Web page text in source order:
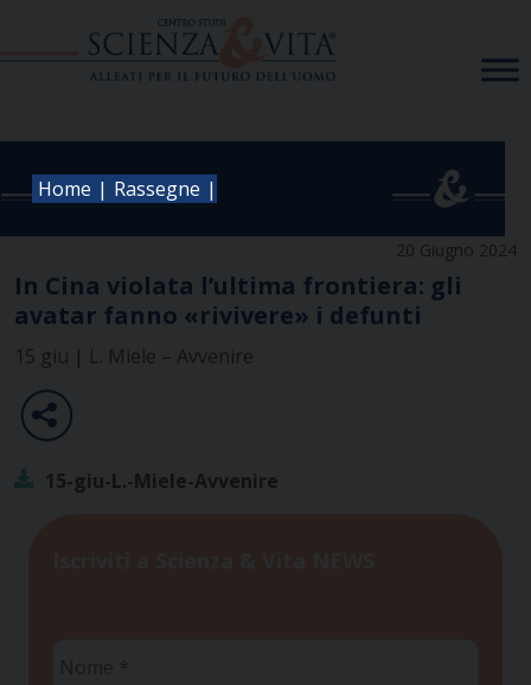
Home | Rassegne |
20 Giugno 2024
In Cina violata l’ultima frontiera: gli
avatar fanno «rivivere» i defunti
15 giu | L. Miele – Avvenire
15-giu-L.-Miele-Avvenire